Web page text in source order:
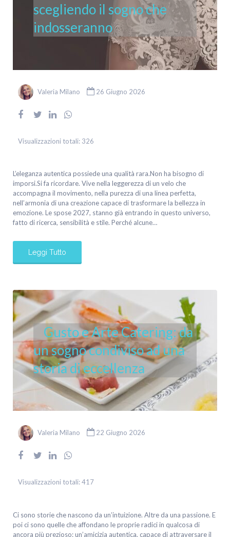
scegliendo il sogno che
indosseranno
Valeria Milano 26 Giugno 2026
Visualizzazioni totali: 326
L’eleganza autentica possiede una qualità rara.Non ha bisogno di
imporsi.Si fa ricordare. Vive nella leggerezza di un velo che
accompagna il movimento, nella purezza di una linea perfetta,
nell’armonia di una creazione capace di trasformare la bellezza in
emozione. Le spose 2027, stanno già entrando in questo universo,
fatto di ricerca, sensibilità e stile. Perché alcune…
Leggi Tutto
Gusto e Arte Catering: da
un sogno condiviso ad una
storia di eccellenza
Valeria Milano 22 Giugno 2026
Visualizzazioni totali:417
Ci sono storie che nascono da un’intuizione. Altre da una passione. E
poi ci sono quelle che affondano le proprie radici in qualcosa di
ancora più prezioso: un’amicizia autentica, capace di attraversare il